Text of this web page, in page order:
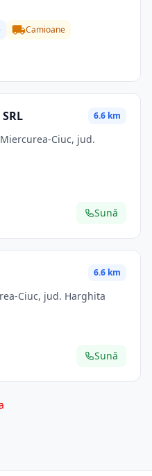
Camioane
6.6 km
Sună
6.6 km
Ciuc, jud. Harghita
Sună